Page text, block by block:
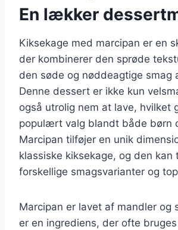
En lækker
Kiksekage med marcipan er en
der kombinerer den sprøde
den søde og nøddeagtige smag
Denne dessert er ikke kun
også utrolig nem at lave, hvilket
populært valg blandt både børn
Marcipan tilføjer en unik
klassiske kiksekage, og den kan
forskellige smagsvarianter og
Marcipan er lavet af mandler og
er en ingrediens, der ofte